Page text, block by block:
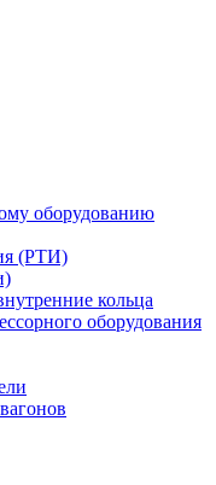
оборудованию
(РТИ)
кольца
оборудования